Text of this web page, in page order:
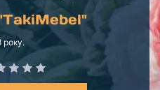
року.